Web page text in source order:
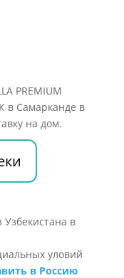
PREMIUM
в Самарканде в
на дом.
уловий
в Россию